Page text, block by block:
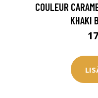
COULEUR
KHAKI